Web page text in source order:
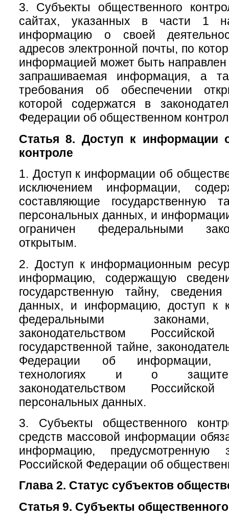
3. Субъекты общественного
сайтах, указанных в части 1
информацию о своей
адресов электронной почты, по
информацией может быть направлен
запрашиваемая информация, а
требования об обеспечении
которой содержатся в
Федерации об общественном
Статья 8. Доступ к информации
контроле
1. Доступ к информации об
исключением информации,
составляющие государственную
персональных данных, и
ограничен федеральными
открытым.
2. Доступ к информационным
информацию, содержащую
государственную тайну,
данных, и информацию, доступ к
федеральными законами,
законодательством
государственной тайне,
Федерации об информации,
технологиях и о защите
законодательством
персональных данных.
3. Субъекты общественного
средств массовой информации
информацию, предусмотренную
Российской Федерации об
Глава 2. Статус субъектов
Статья 9. Субъекты